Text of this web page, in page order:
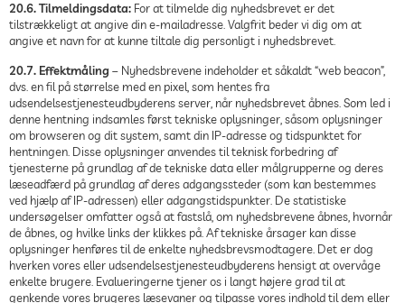
20.6. Tilmeldingsdata: For at tilmelde dig nyhedsbrevet er det
tilstrækkeligt at angive din e-mailadresse. Valgfrit beder vi dig om at
angive et navn for at kunne tiltale dig personligt i nyhedsbrevet.
20.7. Effektmåling – Nyhedsbrevene indeholder et såkaldt “web beacon”,
dvs. en fil på størrelse med en pixel, som hentes fra
udsendelsestjenesteudbyderens server, når nyhedsbrevet åbnes. Som led i
denne hentning indsamles først tekniske oplysninger, såsom oplysninger
om browseren og dit system, samt din IP-adresse og tidspunktet for
hentningen. Disse oplysninger anvendes til teknisk forbedring af
tjenesterne på grundlag af de tekniske data eller målgrupperne og deres
læseadfærd på grundlag af deres adgangssteder (som kan bestemmes
ved hjælp af IP-adressen) eller adgangstidspunkter. De statistiske
undersøgelser omfatter også at fastslå, om nyhedsbrevene åbnes, hvornår
de åbnes, og hvilke links der klikkes på. Af tekniske årsager kan disse
oplysninger henføres til de enkelte nyhedsbrevsmodtagere. Det er dog
hverken vores eller udsendelsestjenesteudbyderens hensigt at overvåge
enkelte brugere. Evalueringerne tjener os i langt højere grad til at
genkende vores brugeres læsevaner og tilpasse vores indhold til dem eller